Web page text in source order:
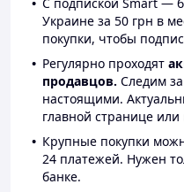
Украине за 50 грн в
покупки, чтобы
Регулярно проходят
продавцов. Следим
настоящими.
главной странице
Крупные покупки
24 платежей. Нужен
банке.